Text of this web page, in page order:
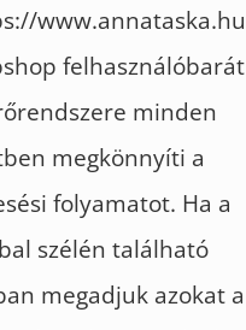
www.annataska.hu
felhasználóbarát
minden
megkönnyíti a
folyamatot. Ha a
szélén található
megadjuk azokat a